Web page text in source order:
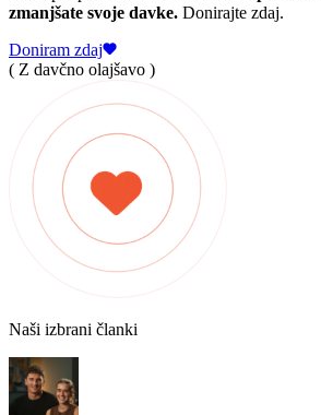
zmanjšate svoje davke. Donirajte zdaj.
Doniram zdaj
( Z davčno olajšavo )
Naši izbrani članki